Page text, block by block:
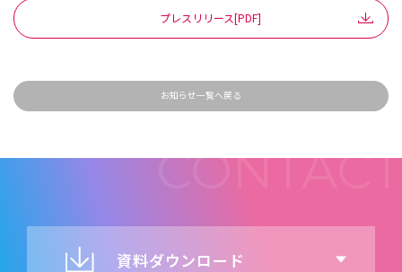
プレスリリース[PDF]
お知らせ一覧へ戻る
資料ダウンロード